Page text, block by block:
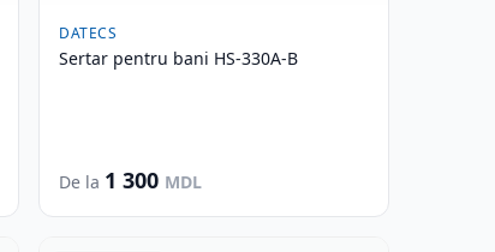
DATECS
Sertar pentru bani HS-330A-B
De la 1 300 MDL